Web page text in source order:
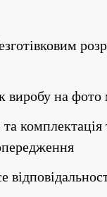
виробу на фото